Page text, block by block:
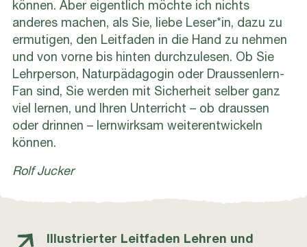
können. Aber eigentlich möchte ich nichts
anderes machen, als Sie, liebe Leser*in, dazu zu
ermutigen, den Leitfaden in die Hand zu nehmen
und von vorne bis hinten durchzulesen. Ob Sie
Lehrperson, Naturpädagogin oder Draussenlern-
Fan sind, Sie werden mit Sicherheit selber ganz
viel lernen, und Ihren Unterricht – ob draussen
oder drinnen – lernwirksam weiterentwickeln
können.
Rolf Jucker
Illustrierter Leitfaden Lehren und